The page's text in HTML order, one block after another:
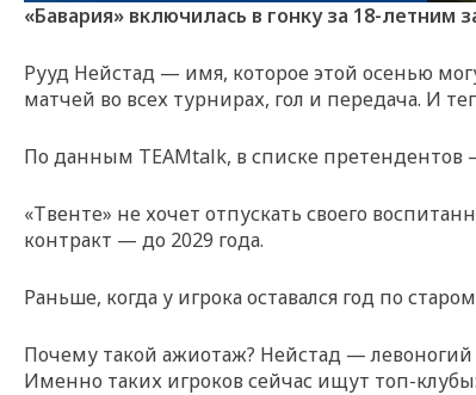
«Бавария» включилась в гонку за 18-
Рууд Нейстад — имя, которое этой осенью
матчей во всех турнирах, гол и передача. И
По данным TEAMtalk, в списке претендентов
«Твенте» не хочет отпускать своего
контракт — до 2029 года.
Раньше, когда у игрока оставался год по
Почему такой ажиотаж? Нейстад —
Именно таких игроков сейчас ищут топ-